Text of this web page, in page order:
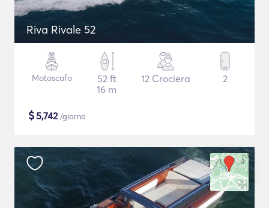
Riva Rivale 52
Motoscafo
52 ft
16 m
12 Crociera 2
$5,742/giorno